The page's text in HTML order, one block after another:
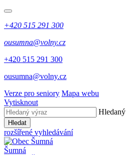
+420 515 291 300
ousumna@volny.cz
+420 515 291 300
ousumna@volny.cz
Verze pro seniory Mapa webu
Vytisknout
Hledat
rozšířené vyhledávání
Šumná